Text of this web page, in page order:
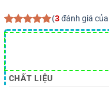
5.00trên 5
dựa trên
3
đánh giá
(3đánh giá
CHẤT LIỆU